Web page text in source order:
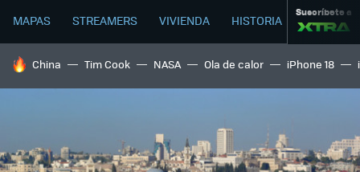
MAPAS STREAMERS VIVIENDA HISTORIA Suscríbete a
HOY SE HABLA DE
China Tim Cook NASA Ola de calor iPhone 18